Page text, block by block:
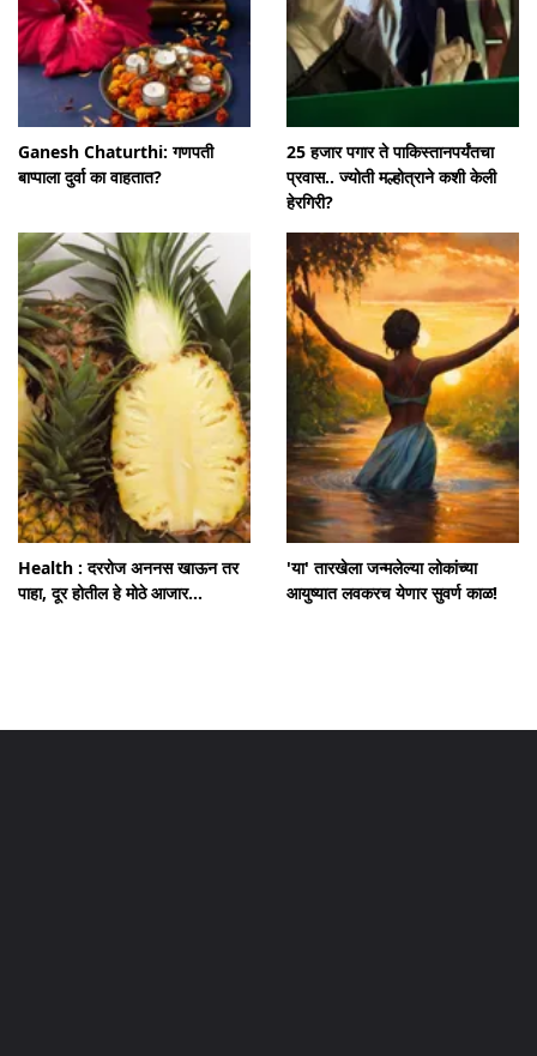
Ganesh Chaturthi: गणपती
बाप्पाला दुर्वा का वाहतात?
25 हजार पगार ते पाकिस्तानपर्यंतचा
प्रवास.. ज्योती मल्होत्राने कशी केली
हेरगिरी?
Health : दररोज अननस खाऊन तर
पाहा, दूर होतील हे मोठे आजार...
'या' तारखेला जन्मलेल्या लोकांच्या
आयुष्यात लवकरच येणार सुवर्ण काळ!